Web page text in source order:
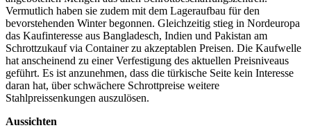
Vermutlich haben sie zudem mit dem Lageraufbau für den
bevorstehenden Winter begonnen. Gleichzeitig stieg in Nordeuropa
das Kaufinteresse aus Bangladesch, Indien und Pakistan am
Schrottzukauf via Container zu akzeptablen Preisen. Die Kaufwelle
hat anscheinend zu einer Verfestigung des aktuellen Preisniveaus
geführt. Es ist anzunehmen, dass die türkische Seite kein Interesse
daran hat, über schwächere Schrottpreise weitere
Stahlpreissenkungen auszulösen.
Aussichten